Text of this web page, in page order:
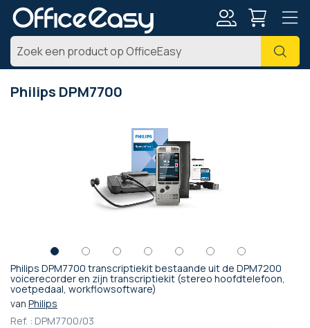
Zoek
Philips DPM7700
Philips DPM7700 transcriptiekit bestaande uit de DPM7200
voicerecorder en zijn transcriptiekit (stereo hoofdtelefoon,
voetpedaal, workflowsoftware)
van Philips
Ref. : DPM7700/03
Ga
naar
het
begin